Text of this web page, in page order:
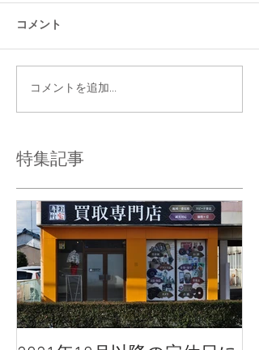
コメント
コメントを追加…
特集記事